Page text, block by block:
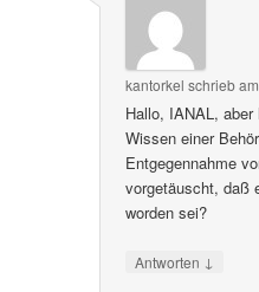
kantorkel schrieb
Hallo, IANAL,
Wissen einer
Entgegennahme
vorgetäuscht, daß
worden sei?
Antworten ↓